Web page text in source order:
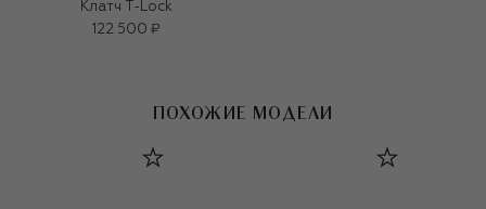
Клатч T-Lock
122 500 ₽
ПОХОЖИЕ МОДЕЛИ